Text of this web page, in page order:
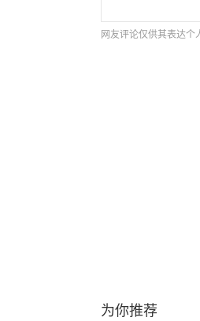
网友评论仅供其表达个
为你推荐